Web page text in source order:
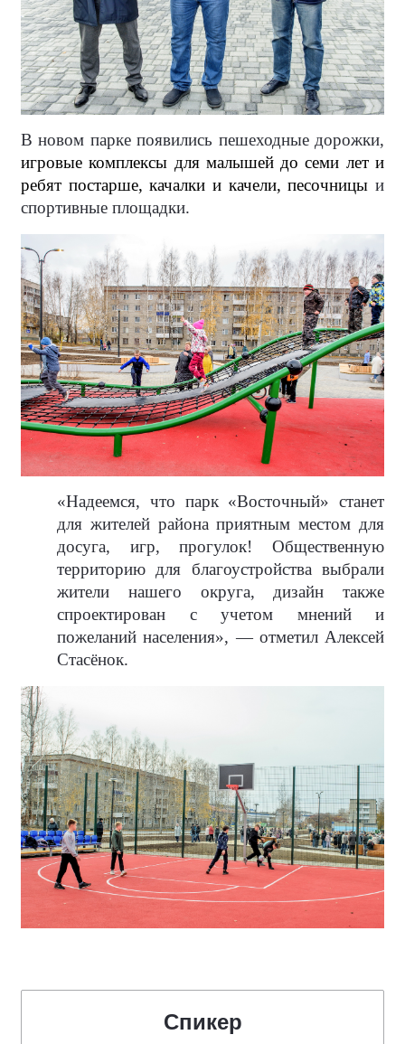
В новом парке появились пешеходные дорожки,
игровые комплексы для малышей до семи лет и
ребят постарше, качалки и качели, песочницы и
спортивные площадки.
«Надеемся, что парк «Восточный» станет
для жителей района приятным местом для
досуга, игр, прогулок! Общественную
территорию для благоустройства выбрали
жители нашего округа, дизайн также
спроектирован с учетом мнений и
пожеланий населения», — отметил Алексей
Стасёнок.
Спикер